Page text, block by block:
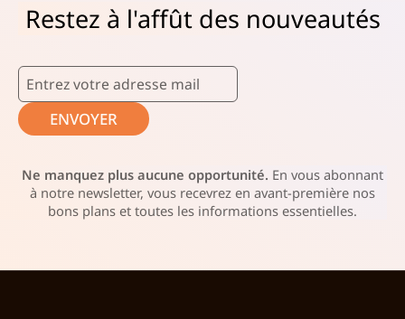
Restez à l'affût des nouveautés
ENVOYER
Ne manquez plus aucune opportunité. En vous abonnant
à notre newsletter, vous recevrez en avant-première nos
bons plans et toutes les informations essentielles.